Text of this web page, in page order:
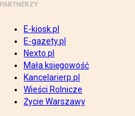
PARTNERZY
E-kiosk.pl
E-gazety.pl
Nexto.pl
Mała księgowość
Kancelarierp.pl
Wieści Rolnicze
Życie Warszawy